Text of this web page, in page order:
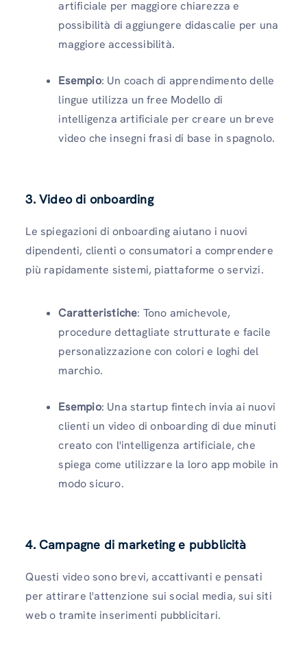
artificiale per maggiore chiarezza e
possibilità di aggiungere didascalie per una
maggiore accessibilità.
Esempio: Un coach di apprendimento delle
lingue utilizza un free Modello di
intelligenza artificiale per creare un breve
video che insegni frasi di base in spagnolo.
3. Video di onboarding
Le spiegazioni di onboarding aiutano i nuovi
dipendenti, clienti o consumatori a comprendere
più rapidamente sistemi, piattaforme o servizi.
Caratteristiche: Tono amichevole,
procedure dettagliate strutturate e facile
personalizzazione con colori e loghi del
marchio.
Esempio: Una startup fintech invia ai nuovi
clienti un video di onboarding di due minuti
creato con l'intelligenza artificiale, che
spiega come utilizzare la loro app mobile in
modo sicuro.
4. Campagne di marketing e pubblicità
Questi video sono brevi, accattivanti e pensati
per attirare l'attenzione sui social media, sui siti
web o tramite inserimenti pubblicitari.